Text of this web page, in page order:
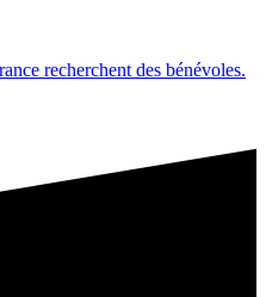
recherchent des bénévoles.